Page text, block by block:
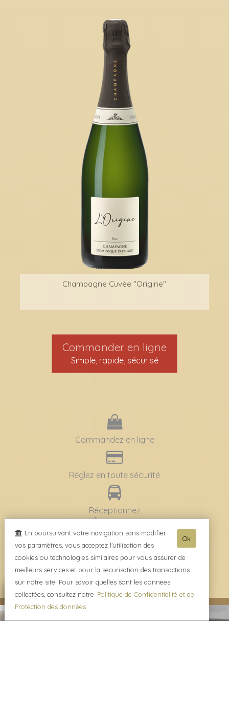
Champagne Cuvée "Origine"
Commander en ligne
Simple, rapide, sécurisé
Commandez en ligne
Réglez en toute sécurité
Réceptionnez
tranquillement chez vous
Assistance
7j /7, 9h à 20h.
Ok
En poursuivant votre navigation sans modifier
vos paramètres, vous acceptez l'utilisation des
cookies ou technologies similaires pour vous assurer de
meilleurs services et pour la sécurisation des transactions
sur notre site. Pour savoir quelles sont les données
collectées, consultez notre Politique de Confidentialité et de
Protection des données